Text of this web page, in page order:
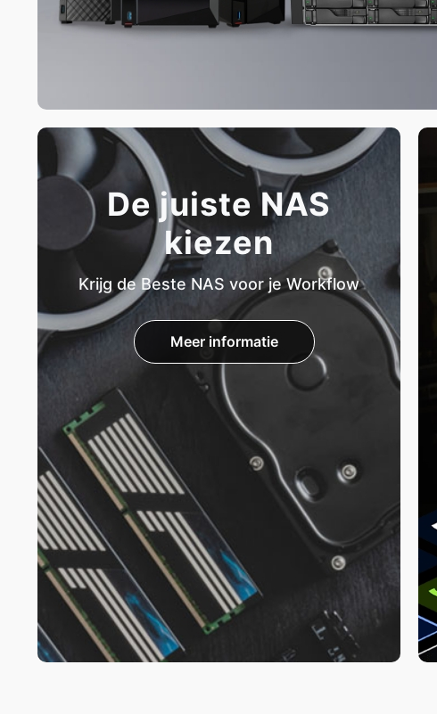
De juiste NAS
kiezen
Krijg de Beste NAS voor je Workflow
Meer informatie